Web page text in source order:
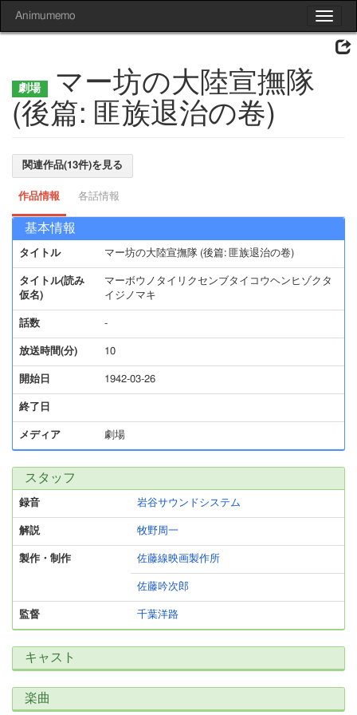
Toggle
Animumemo
マー坊の大陸宣撫隊
(後篇: 匪族退治の卷)
関連作品(13件)を見る
作品情報 各話情報
基本情報
タイトル マー坊の大陸宣撫隊 (後篇: 匪族退治の卷)
タイトル(読み
仮名)
マーボウノタイリクセンブタイコウヘンヒゾクタ
イジノマキ
話数 -
放送時間(分) 10
開始日 1942-03-26
終了日
メディア 劇場
スタッフ
録音 岩谷サウンドシステム
解説 牧野周一
製作・制作 佐藤線映画製作所
佐藤吟次郎
監督 千葉洋路
キャスト
楽曲